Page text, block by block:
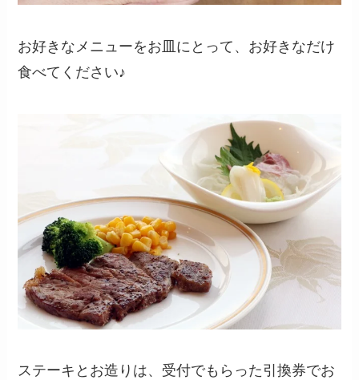
お好きなメニューをお皿にとって、お好きなだけ
食べてください♪
ステーキとお造りは、受付でもらった引換券でお